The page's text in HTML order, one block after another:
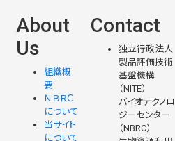
About
Us
組織概
要
ＮＢＲＣ
について
当サイト
について
Contact
独立行政法人
製品評価技術
基盤機構
（NITE）
バイオテクノロ
ジーセンター
（NBRC）